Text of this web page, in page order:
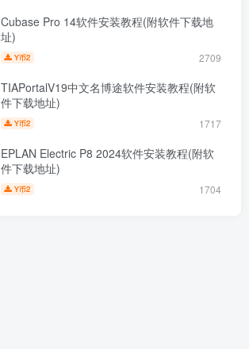
Cubase Pro 14软件安装教程(附软件下载地
址)
Y币2 2709
TIAPortalV19中文名博途软件安装教程(附软
件下载地址)
Y币2 1717
EPLAN Electric P8 2024软件安装教程(附软
件下载地址)
Y币2 1704